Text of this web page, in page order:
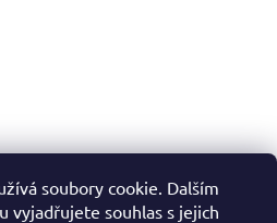
soubory cookie. Dalším
vyjadřujete souhlas s jejich